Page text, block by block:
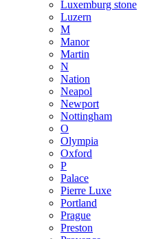
Luxemburg stone
Luzern
M
Manor
Martin
N
Nation
Neapol
Newport
Nottingham
O
Olympia
Oxford
P
Palace
Pierre Luxe
Portland
Prague
Preston